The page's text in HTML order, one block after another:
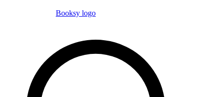
Booksy logo